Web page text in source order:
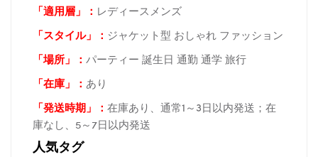
「適用層」： レディースメンズ
「スタイル」： ジャケット型 おしゃれ ファッション
「場所 」： パーティー 誕生日 通勤 通学 旅行
「在庫 」： あり
「発送時期 」： 在庫あり、通常1～3日以内発送；在
庫なし、5～7日以内発送
人気タグ